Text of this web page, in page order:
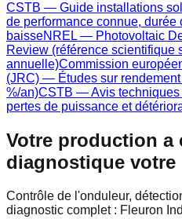
CSTB — Guide installations
de performance connue, durée
baisseNREL — Photovoltaic
Review (référence scientifique
annuelle)Commission
(JRC) — Études sur
%/an)CSTB — Avis techniques
pertes de puissance et
Votre production a
diagnostique
Contrôle de l'onduleur,
diagnostic complet : Fleuron